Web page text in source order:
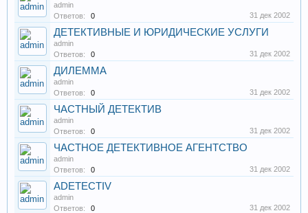
admin
Ответов:
0 31 дек 2002
ДЕТЕКТИВНЫЕ И ЮРИДИЧЕСКИЕ УСЛУГИ
admin
Ответов:
0 31 дек 2002
ДИЛЕММА
admin
Ответов:
0 31 дек 2002
ЧАСТНЫЙ ДЕТЕКТИВ
admin
Ответов:
0 31 дек 2002
ЧАСТНОЕ ДЕТЕКТИВНОЕ АГЕНТСТВО
admin
Ответов:
0 31 дек 2002
ADETECTIV
admin
Ответов:
0 31 дек 2002